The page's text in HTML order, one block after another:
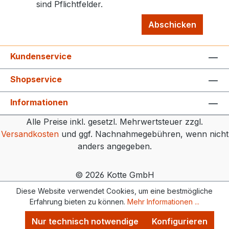
Mulchmessern Service & Qualität
Dieses Produkt ist ein qualitativ
hochwertiges Erzeugnis entwickelt
und hergestellt in Europa. Der Service,
die Wartung und etwaige Reparaturen
ist langfristig gewährleistet.Im
deutsche Betriebsanleitung,
Ersatzteillisten.
sind Pflichtfelder.
Abschicken
Kundenservice
Shopservice
Informationen
Alle Preise inkl. gesetzl. Mehrwertsteuer zzgl.
Versandkostenund ggf. Nachnahmegebühren, wenn nicht
anders angegeben.
© 2026 Kotte GmbH
Diese Website verwendet Cookies, um eine bestmögliche
Erfahrung bieten zu können. Mehr Informationen ...
Nur technisch notwendige Konfigurieren